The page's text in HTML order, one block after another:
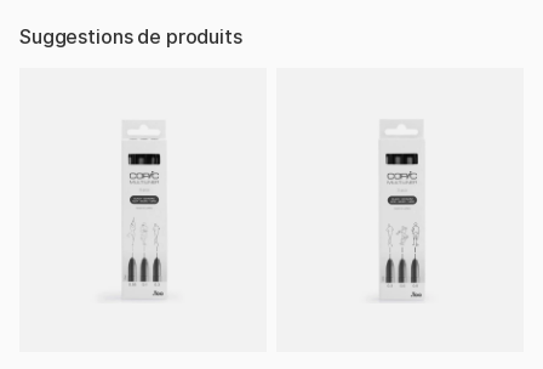
Suggestions de produits